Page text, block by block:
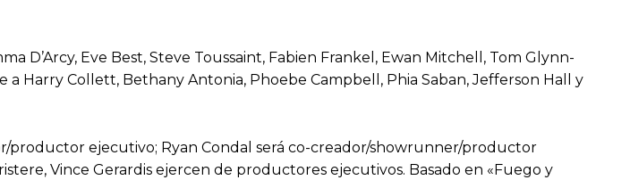
D’Arcy, Eve Best, Steve Toussaint, Fabien Frankel, Ewan Mitchell, Tom Glynn-
Harry Collett, Bethany Antonia, Phoebe Campbell, Phia Saban, Jefferson Hall y
productor ejecutivo; Ryan Condal será co-creador/showrunner/productor
Vince Gerardis ejercen de productores ejecutivos. Basado en «Fuego y